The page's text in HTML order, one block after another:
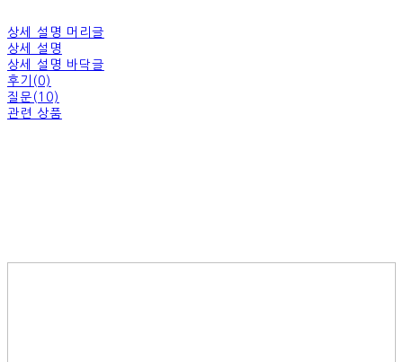
상세 설명 머리글
상세 설명
상세 설명 바닥글
후기(0)
질문(10)
관련 상품